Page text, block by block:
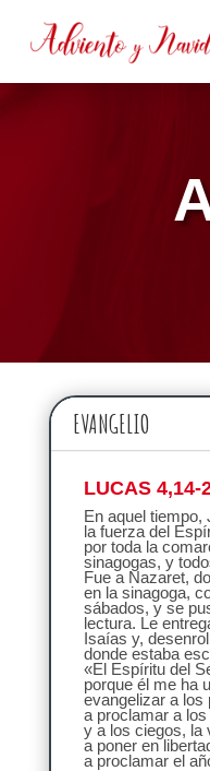
EVANGELIO
LUCAS 4,14-
En aquel tiempo,
la fuerza del
por toda la
sinagogas, y
Fue a Nazaret,
en la sinagoga,
sábados, y se
lectura. Le
Isaías y,
donde estaba
«El Espíritu del
porque él me ha
evangelizar a los
a proclamar a
y a los ciegos, la
a poner en
a proclamar el